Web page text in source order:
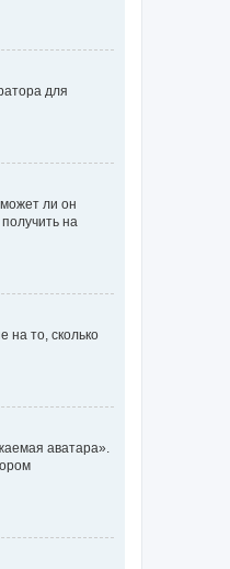
для
ли он
на
на то, сколько
аватара».